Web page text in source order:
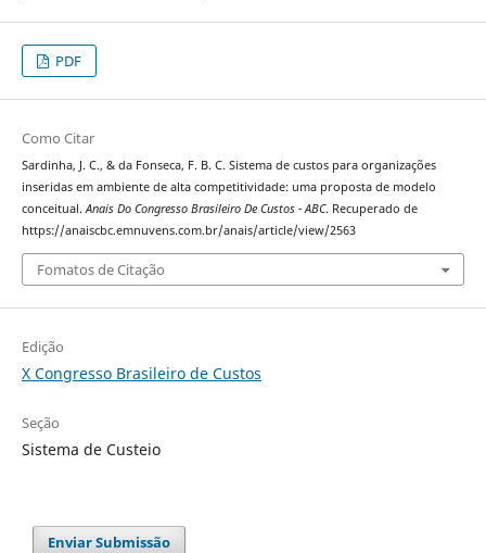
PDF
Como Citar
Sardinha, J. C., & da Fonseca, F. B. C. Sistema de custos para organizações
inseridas em ambiente de alta competitividade: uma proposta de modelo
conceitual.Anais Do Congresso Brasileiro De Custos - ABC. Recuperado de
https://anaiscbc.emnuvens.com.br/anais/article/view/2563
Fomatos de Citação
Edição
X Congresso Brasileiro de Custos
Seção
Sistema de Custeio
Enviar Submissão